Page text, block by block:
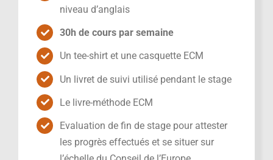
niveau d’anglais
30h de cours par semaine
Un tee-shirt et une casquette ECM
Un livret de suivi utilisé pendant le stage
Le livre-méthode ECM
Evaluation de fin de stage pour attester
les progrès effectués et se situer sur